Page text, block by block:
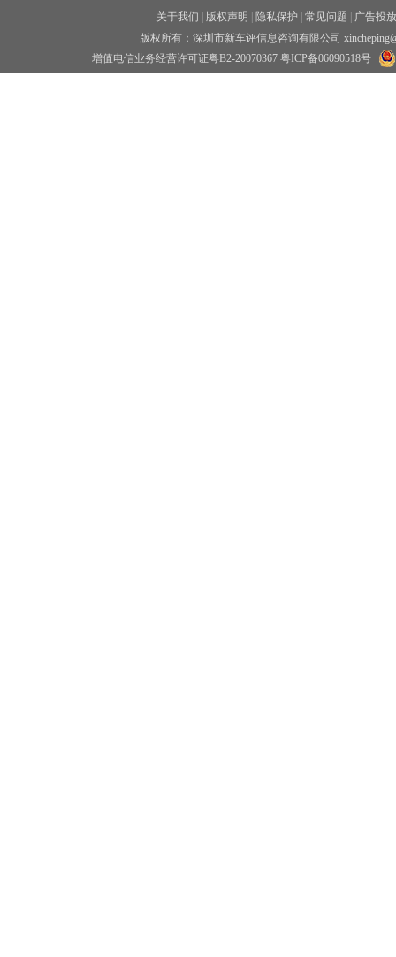
关于我们 版权声明 隐私保护 常见问题
广告投放
版权所有：深圳市新车评信息咨询有限公司
增值电信业务经营许可证粤B2-20070367 粤ICP备06090518号